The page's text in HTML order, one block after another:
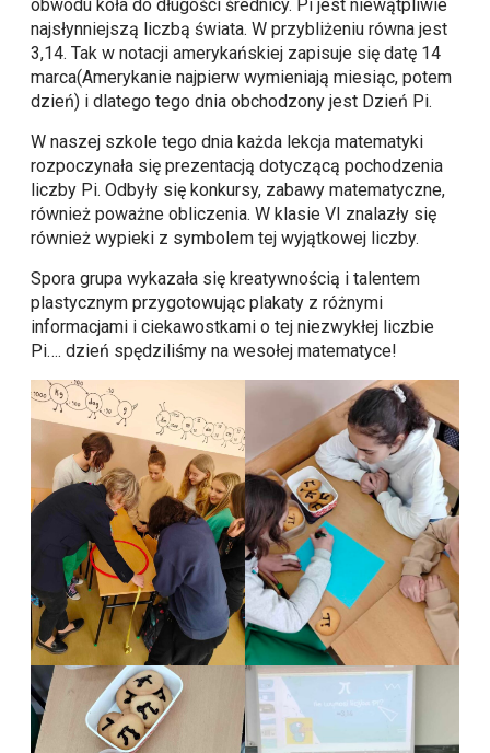
obwodu koła do długości średnicy. Pi jest niewątpliwie
najsłynniejszą liczbą świata. W przybliżeniu równa jest
3,14. Tak w notacji amerykańskiej zapisuje się datę 14
marca(Amerykanie najpierw wymieniają miesiąc, potem
dzień) i dlatego tego dnia obchodzony jest Dzień Pi.
W naszej szkole tego dnia każda lekcja matematyki
rozpoczynała się prezentacją dotyczącą pochodzenia
liczby Pi. Odbyły się konkursy, zabawy matematyczne,
również poważne obliczenia. W klasie VI znalazły się
również wypieki z symbolem tej wyjątkowej liczby.
Spora grupa wykazała się kreatywnością i talentem
plastycznym przygotowując plakaty z różnymi
informacjami i ciekawostkami o tej niezwykłej liczbie
Pi…. dzień spędziliśmy na wesołej matematyce!